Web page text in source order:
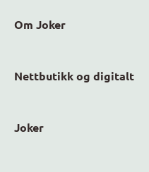
Om Joker
Nettbutikk og digitalt
Joker